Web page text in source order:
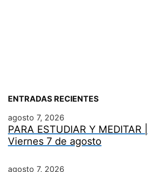
ENTRADAS RECIENTES
agosto 7, 2026
PARA ESTUDIAR Y
Viernes 7 de agosto
agosto 7, 2026